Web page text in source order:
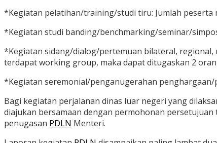
*Kegiatan pelatihan/training/studi tiru: Jumlah peserta
*Kegiatan studi banding/benchmarking/seminar/
*Kegiatan sidang/dialog/pertemuan bilateral, regional,
terdapat working group, maka dapat ditugaskan 2
*Kegiatan seremonial/penganugerahan
Bagi kegiatan perjalanan dinas luar negeri yang
diajukan bersamaan dengan permohonan
penugasan PDLN Menteri.